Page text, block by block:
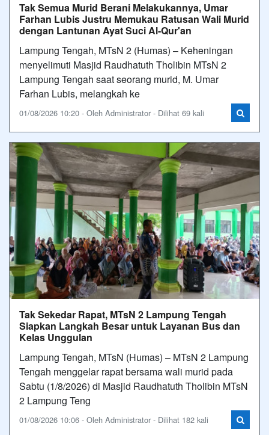
Tak Semua Murid Berani Melakukannya, Umar
Farhan Lubis Justru Memukau Ratusan Wali Murid
dengan Lantunan Ayat Suci Al-Qur'an
Lampung Tengah, MTsN 2 (Humas) – Keheningan
menyelimuti Masjid Raudhatuth Tholibin MTsN 2
Lampung Tengah saat seorang murid, M. Umar
Farhan Lubis, melangkah ke
01/08/2026 10:20 - Oleh Administrator - Dilihat 69 kali
Tak Sekedar Rapat, MTsN 2 Lampung Tengah
Siapkan Langkah Besar untuk Layanan Bus dan
Kelas Unggulan
Lampung Tengah, MTsN (Humas) – MTsN 2 Lampung
Tengah menggelar rapat bersama wali murid pada
Sabtu (1/8/2026) di Masjid Raudhatuth Tholibin MTsN
2 Lampung Teng
01/08/2026 10:06 - Oleh Administrator - Dilihat 182 kali